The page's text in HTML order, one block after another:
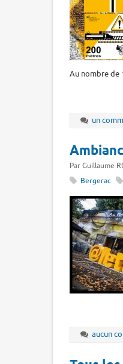
Au nombre de
un
Par Guillaume
Bergerac
aucun